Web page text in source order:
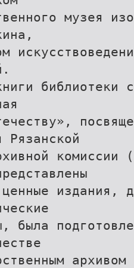
музея
библиотеки
Рязанской
издания,
была